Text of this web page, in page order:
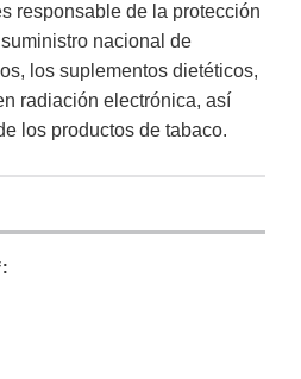
responsable de la protección
nacional de
los suplementos dietéticos,
radiación electrónica, así
los productos de tabaco.